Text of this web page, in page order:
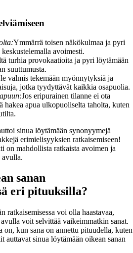
Ymmärrä toisen näkökulmaa ja pyri
avoimesti.
turhia provokaatioita ja pyri löytämään
suuttumusta.
valmis tekemään myönnytyksiä ja
jotka tyydyttävät kaikkia osapuolia.
Jos eripurainen tilanne ei ota
hakea apua ulkopuoliselta taholta, kuten
sinua löytämään synonyymejä
erimielisyyksien ratkaisemiseen!
on mahdollista ratkaista avoimen ja
avulla.
sanan
eri pituuksilla?
ratkaisemisessa voi olla haastavaa,
voit selvittää vaikeimmatkin sanat.
kun sana on annettu pituudella, kuten
sinua löytämään oikean sanan